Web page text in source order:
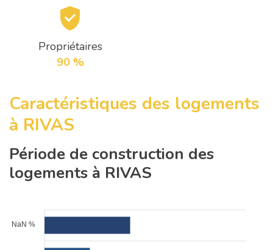
Propriétaires
90 %
Caractéristiques des logements
à RIVAS
Période de construction des
logements à RIVAS
NaN %